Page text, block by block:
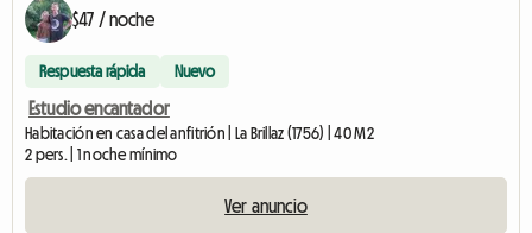
$47 / noche
Respuesta rápida Nuevo
Estudio encantador
Habitación en casa del anfitrión | La Brillaz (1756) | 40 M2
2 pers. | 1 noche mínimo
Ver anuncio